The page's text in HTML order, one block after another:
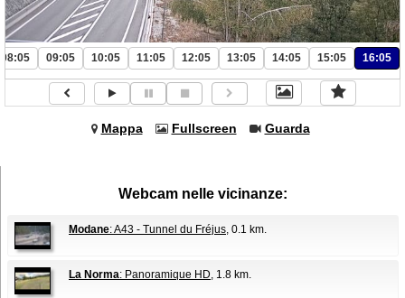
08:05 09:05 10:05 11:05 12:05 13:05 14:05 15:05 16:05
Mappa Fullscreen Guarda
Webcam nelle vicinanze:
Modane: A43 - Tunnel du Fréjus, 0.1 km.
La Norma: Panoramique HD, 1.8 km.